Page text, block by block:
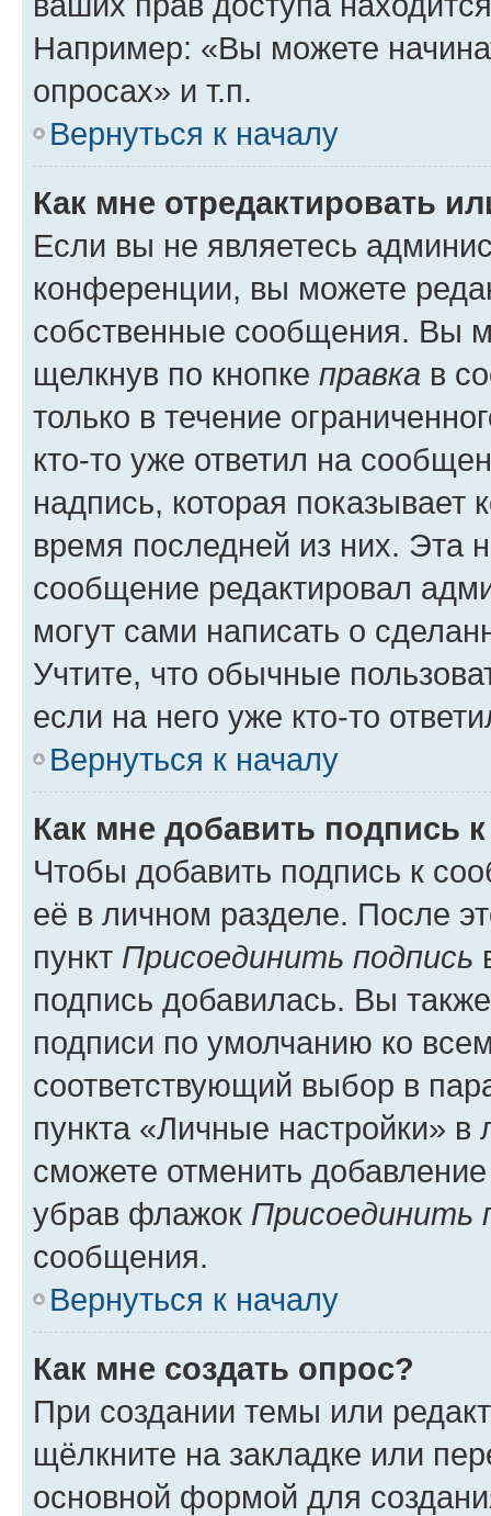
Например: «Вы можете
опросах» и т.п.
Вернуться к началу
Как мне отредактировать
Если вы не являетесь
конференции, вы можете
собственные сообщения. Вы
щелкнув по кнопке правка в
только в течение
кто-то уже ответил на
надпись, которая показывает
время последней из них. Эта
сообщение редактировал
могут сами написать о
Учтите, что обычные
если на него уже кто-то
Вернуться к началу
Как мне добавить подпись
Чтобы добавить подпись к
её в личном разделе. После
пункт Присоединить подпись
подпись добавилась. Вы
подписи по умолчанию ко
соответствующий выбор в
пункта «Личные настройки»
сможете отменить
убрав флажок Присоединить
сообщения.
Вернуться к началу
Как мне создать опрос?
При создании темы или
щёлкните на закладке или
основной формой для